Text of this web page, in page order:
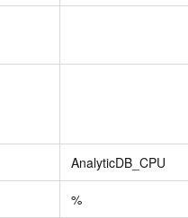
AnalyticDB_CPU
%